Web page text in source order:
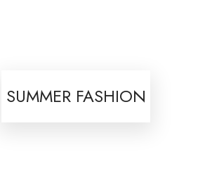
SUMMER FASHION